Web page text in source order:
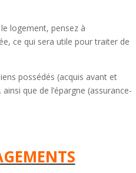
logement, pensez à
ce qui sera utile pour traiter de
possédés (acquis avant et
que de l’épargne (assurance-